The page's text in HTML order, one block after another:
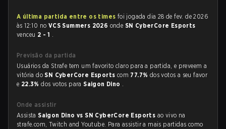
A última partida entre os times foi jogada dia 28 de fev. de 2026
às 12:10 no VCS Summers 2026 onde SN CyberCore Esports
venceu 2 - 1 .
Previsão da partida
Usuários da Strafe tem um favorito claro para a partida, e preveem a
vitória doSN CyberCore Esports com 77.7% dos votos a seu favor
e 22.3%dos votos paraSaigon Dino .
Onde assistir
AssistaSaigon Dino vs SN CyberCore Esports ao vivo na
strafe.com, Twitch and Youtube. Para assistir a mais partidas como